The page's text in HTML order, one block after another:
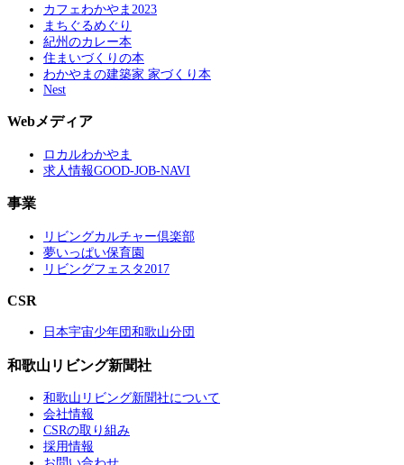
カフェわかやま2023
まちぐるめぐり
紀州のカレー本
住まいづくりの本
わかやまの建築家 家づくり本
Nest
Webメディア
ロカルわかやま
求人情報GOOD-JOB-NAVI
事業
リビングカルチャー倶楽部
夢いっぱい保育園
リビングフェスタ2017
CSR
日本宇宙少年団和歌山分団
和歌山リビング新聞社
和歌山リビング新聞社について
会社情報
CSRの取り組み
採用情報